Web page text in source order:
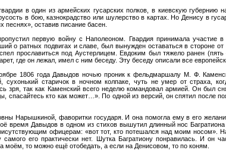
в один из армейских гусарских полков, в киевскую губернию
в бою, казнокрадство или шулерство в картах. Но Денису в
оставив писание басен.
первую войну с Наполеоном. Гвардия принимала участие
о ратных подвигах и славе, был вынужден оставаться в стороне
прославиться под Аустерлицем. Евдоким был тяжело ранен
где он лежал, имел с ним беседу. Эту беседу описали все
1806 года Давыдов ночью проник к фельдмаршалу М. Ф.
сухонький старичок в ночном колпаке, чуть не умер от страха,
зря, так как Каменский всего неделю командовал армией. Он был
спасайтесь кто как может…». По одной из версий, он спятил после
Нарышкиной, фаворитки государя. И она помогла ему в его
время Давыдов в одном из стихов вышутил длинный нос
офицерам: «вот тот, кто потешался над моим носом».
его практически нет. Шутка Багратиону понравилась. И он
то можно ещё отобедать, а если на Денисовом, то по коням.